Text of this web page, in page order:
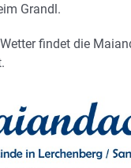
Grandl.
findet die